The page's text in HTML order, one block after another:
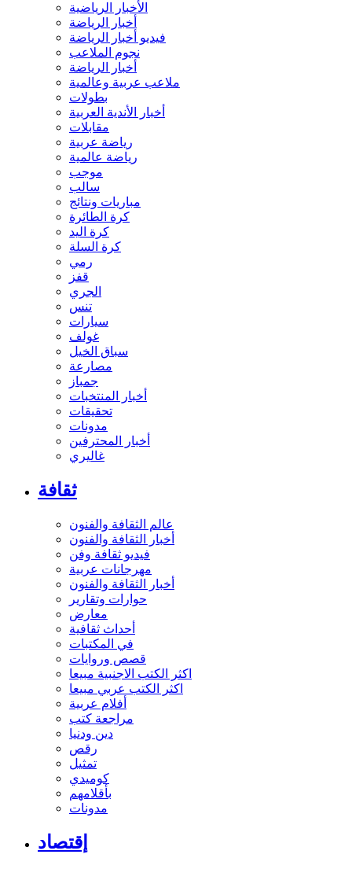
الأخبار الرياضية
أخبار الرياضة
فيديو أخبار الرياضة
نجوم الملاعب
أخبار الرياضة
ملاعب عربية وعالمية
بطولات
أخبار الأندية العربية
مقابلات
رياضة عربية
رياضة عالمية
موجب
سالب
مباريات ونتائج
كرة الطائرة
كرة اليد
كرة السلة
رمي
قفز
الجري
تنس
سيارات
غولف
سباق الخيل
مصارعة
جمباز
أخبار المنتخبات
تحقيقات
مدونات
أخبار المحترفين
غاليري
ثقافة
عالم الثقافة والفنون
أخبار الثقافة والفنون
فيديو ثقافة وفن
مهرجانات عربية
أخبار الثقافة والفنون
حوارات وتقارير
معارض
أحداث ثقافية
في المكتبات
قصص وروايات
اكثر الكتب الاجنبية مبيعا
اكثر الكتب عربي مبيعا
أفلام عربية
مراجعة كتب
دين ودنيا
رقص
تمثيل
كوميدي
بأقلامهم
مدونات
إقتصاد